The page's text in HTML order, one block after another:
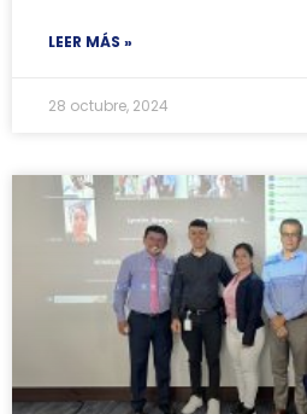
LEER MÁS »
28 octubre, 2024